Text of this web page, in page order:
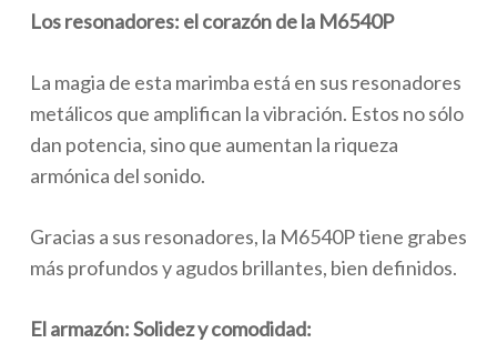
Los resonadores: el corazón de la M6540P
La magia de esta marimba está en sus resonadores
metálicos que amplifican la vibración. Estos no sólo
dan potencia, sino que aumentan la riqueza
armónica del sonido.
Gracias a sus resonadores, la M6540P tiene grabes
más profundos y agudos brillantes, bien definidos.
El armazón: Solidez y comodidad: